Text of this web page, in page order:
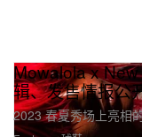
Mowalola x
辑、发售情报公
2023 春夏秀场上亮相